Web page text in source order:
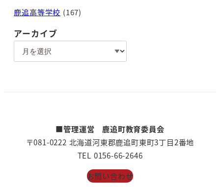
鹿追高等学校 (167)
アーカイブ
■管理運営 鹿追町教育委員会
〒081-0222 北海道河東郡鹿追町東町3丁目2番地
TEL 0156-66-2646
お問い合わせ